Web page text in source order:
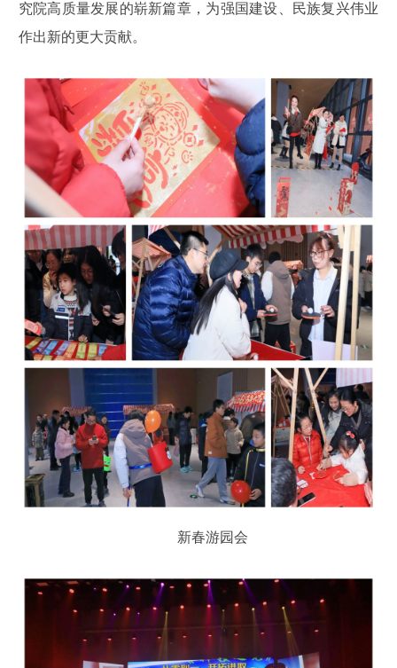
究院高质量发展的崭新篇章，为强国建设、民族复兴伟业
作出新的更大贡献。
新春游园会